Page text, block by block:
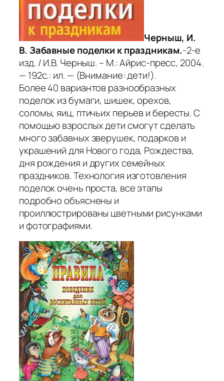
Черныш, И.
В. Забавные поделки к праздникам.-2-е
изд. / И.В. Черныш. – М.: Айрис-пресс, 2004.
— 192с.: ил. — (Внимание: дети!).
Более 40 вариантов разнообразных
поделок из бумаги, шишек, орехов,
соломы, яиц, птичьих перьев и бересты. С
помощью взрослых дети смогут сделать
много забавных зверушек, подарков и
украшений для Нового года, Рождества,
дня рождения и других семейных
праздников. Технология изготовления
поделок очень проста, все этапы
подробно объяснены и
проиллюстрированы цветными рисунками
и фотографиями.